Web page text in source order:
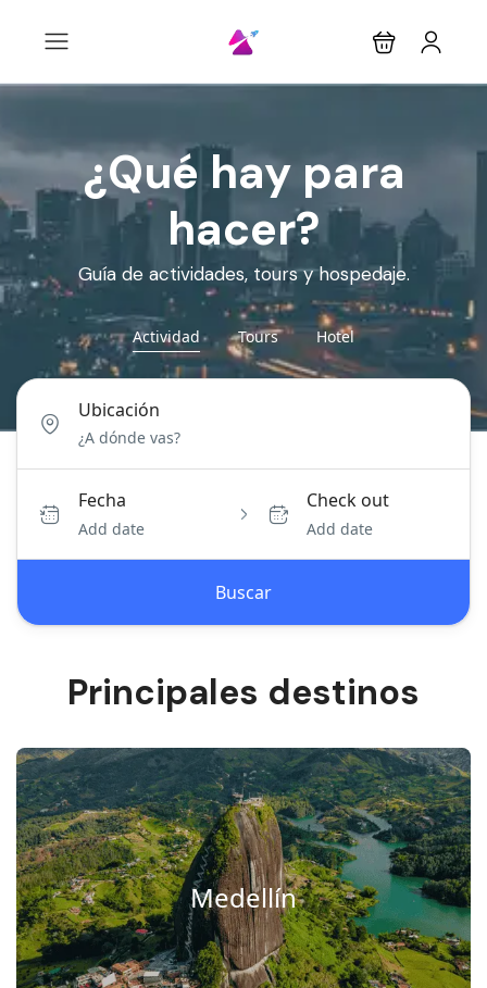
¿Qué hay para
hacer?
Guía de actividades, tours y hospedaje.
Actividad Tours Hotel
Ubicación
Fecha
Add date
Check out
Add date
Buscar
Principales destinos
Medellín